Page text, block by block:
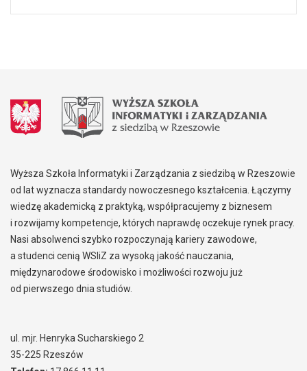
Wyższa Szkoła Informatyki i Zarządzania z siedzibą w Rzeszowie
od lat wyznacza standardy nowoczesnego kształcenia. Łączymy
wiedzę akademicką z praktyką, współpracujemy z biznesem
i rozwijamy kompetencje, których naprawdę oczekuje rynek pracy.
Nasi absolwenci szybko rozpoczynają kariery zawodowe,
a studenci cenią WSIiZ za wysoką jakość nauczania,
międzynarodowe środowisko i możliwości rozwoju już
od pierwszego dnia studiów.
ul. mjr. Henryka Sucharskiego 2
35-225 Rzeszów